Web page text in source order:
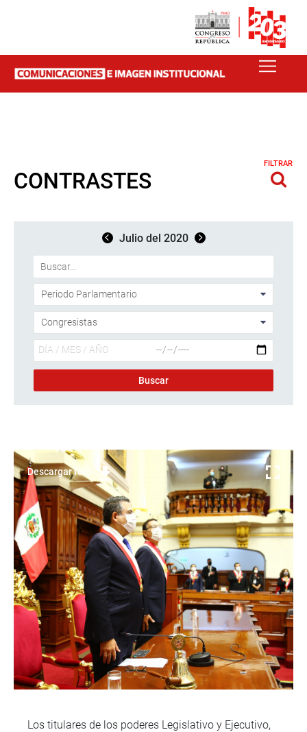
CONTRASTES
FILTRAR
Julio del 2020
Descargar foto
Los titulares de los poderes Legislativo y Ejecutivo,